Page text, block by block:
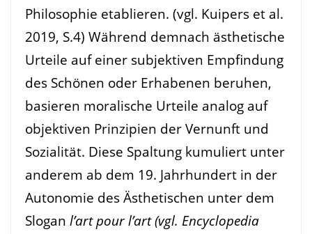
Philosophie etablieren. (vgl. Kuipers et al.
2019, S.4) Während demnach ästhetische
Urteile auf einer subjektiven Empfindung
des Schönen oder Erhabenen beruhen,
basieren moralische Urteile analog auf
objektiven Prinzipien der Vernunft und
Sozialität. Diese Spaltung kumuliert unter
anderem ab dem 19. Jahrhundert in der
Autonomie des Ästhetischen unter dem
Slogan l’art pour l’art (vgl. Encyclopedia